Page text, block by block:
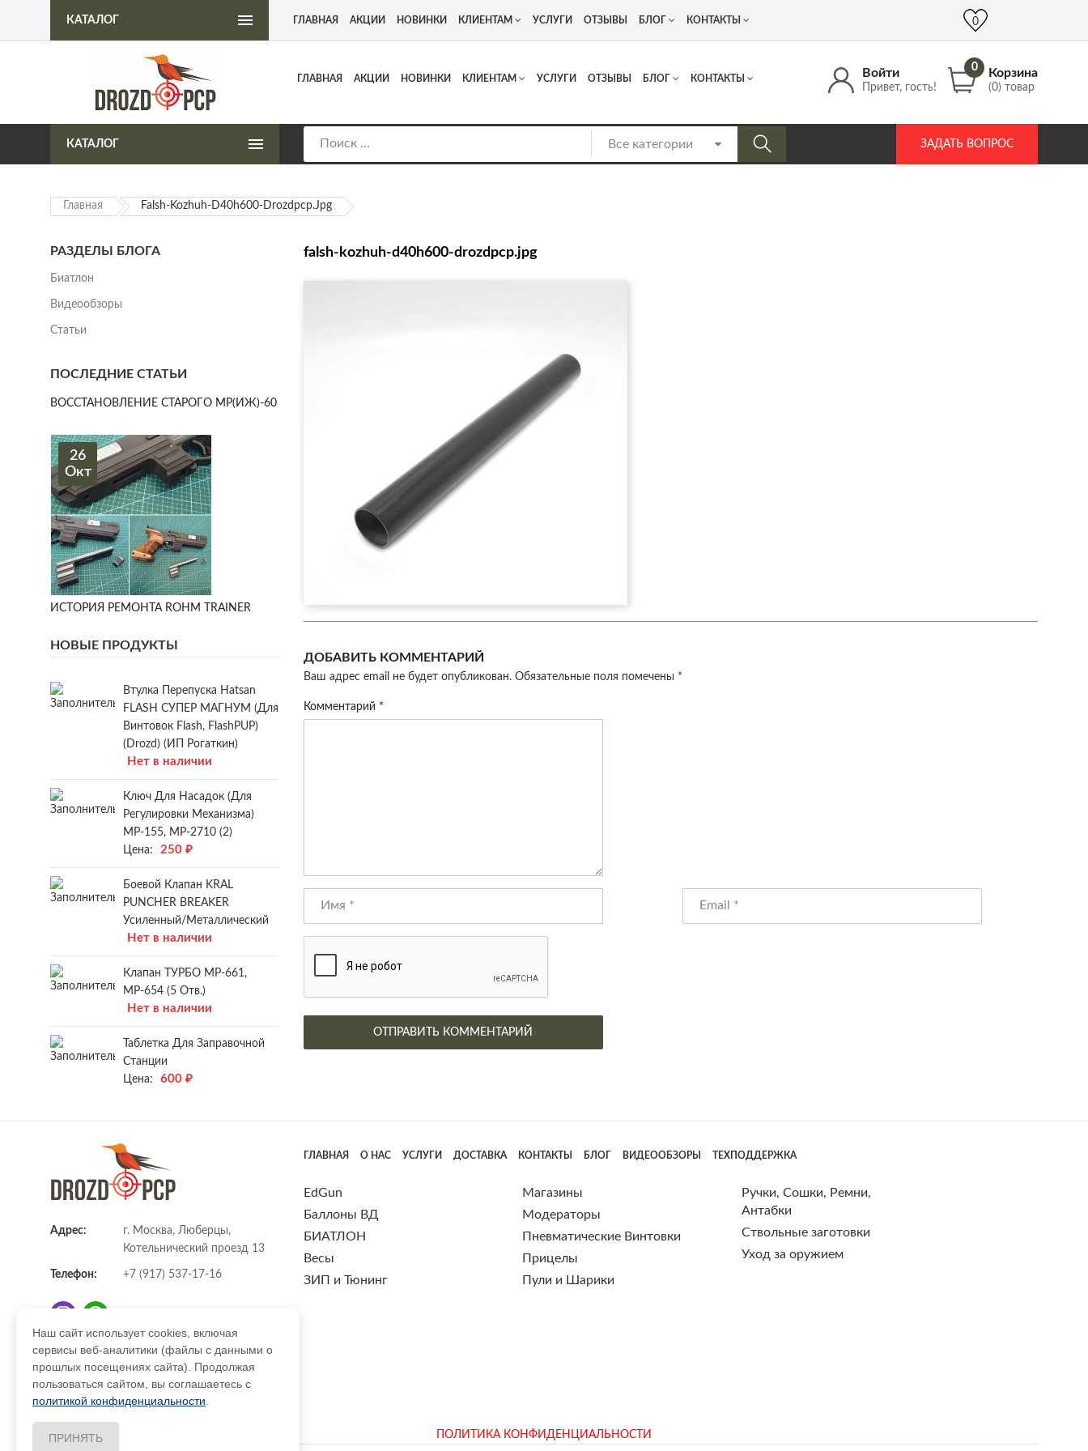
Интернет-магазин пневматического оружия Адрес: г. Москва, Люберцы, Котельнический проезд 13 +7 (917) 537 17 16 info@DrozdPcp.ru
Войти
Привет, гость!
0 Корзина
(0) товар
ГЛАВНАЯ АКЦИИ НОВИНКИ КЛИЕНТАМ УСЛУГИ ОТЗЫВЫ БЛОГ КОНТАКТЫ
КАТАЛОГ ЗАДАТЬ ВОПРОС
КАТАЛОГ ГЛАВНАЯ АКЦИИ НОВИНКИ КЛИЕНТАМ УСЛУГИ ОТЗЫВЫ БЛОГ КОНТАКТЫ 0
Главная Falsh-Kozhuh-D40h600-Drozdpcp.jpg
falsh-kozhuh-d40h600-drozdpcp.jpg
ДОБАВИТЬ КОММЕНТАРИЙ
Ваш адрес email не будет опубликован. Обязательные поля помечены *
Комментарий *
РАЗДЕЛЫ БЛОГА
Биатлон
Видеообзоры
Статьи
ПОСЛЕДНИЕ СТАТЬИ
ВОССТАНОВЛЕНИЕ СТАРОГО МР(ИЖ)-60
26
Окт
ИСТОРИЯ РЕМОНТА ROHM TRAINER
НОВЫЕ ПРОДУКТЫ
Втулка Перепуска Hatsan
FLASH СУПЕР МАГНУМ (для
Винтовок Flash, FlashPUP)
(Drozd) (ИП Рогаткин)
Нет в наличии
Ключ Для Насадок (для
Регулировки Механизма)
МР-155, МР-2710 (2)
Цена:
250 ₽
Боевой Клапан KRAL
PUNCHER BREAKER
Усиленный/металлический
Нет в наличии
Клапан ТУРБО МР-661,
МР-654 (5 Отв.)
Нет в наличии
Таблетка Для Заправочной
Станции
Цена:
600 ₽
Адрес:
г. Москва, Люберцы,
Котельнический проезд 13
Телефон: +7 (917) 537-17-16
E-mail: info@DrozdPcp.ru
ГЛАВНАЯ О НАС УСЛУГИ ДОСТАВКА КОНТАКТЫ БЛОГ ВИДЕООБЗОРЫ ТЕХПОДДЕРЖКА
EdGun
Баллоны ВД
БИАТЛОН
Весы
ЗИП и Тюнинг
Магазины
Модераторы
Пневматические Винтовки
Прицелы
Пули и Шарики
Ручки, Сошки, Ремни,
Антабки
Ствольные заготовки
Уход за оружием
ПОЛИТИКА КОНФИДЕНЦИАЛЬНОСТИ
Наш сайт использует cookies, включая
сервисы веб-аналитики (файлы с данными о
прошлых посещениях сайта). Продолжая
пользоваться сайтом, вы соглашаетесь с
политикой конфиденциальности
ПРИНЯТЬ